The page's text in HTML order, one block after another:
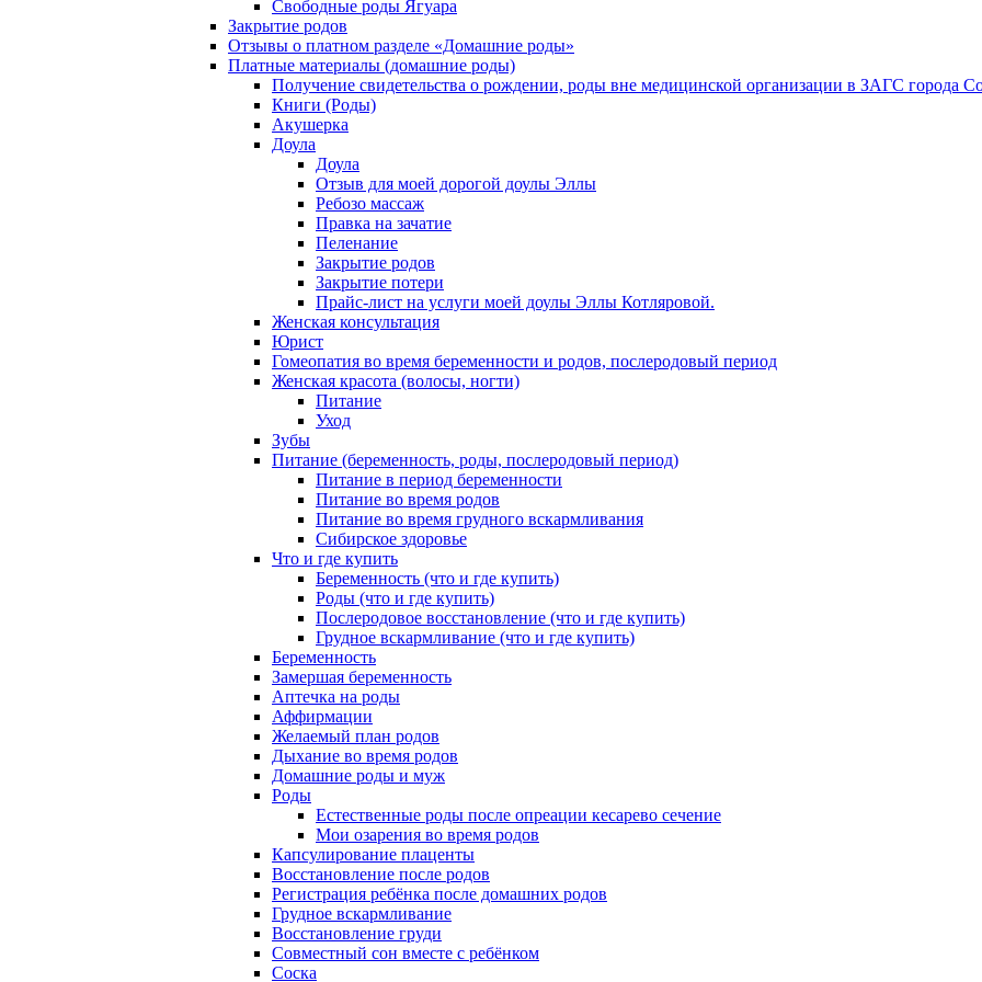
Свободные роды Ягуара
Закрытие родов
Отзывы о платном разделе «Домашние роды»
Платные материалы (домашние роды)
Получение свидетельства о рождении, роды вне медицинской организации в ЗАГС города
Книги (Роды)
Акушерка
Доула
Доула
Отзыв для моей дорогой доулы Эллы
Ребозо массаж
Правка на зачатие
Пеленание
Закрытие родов
Закрытие потери
Прайс-лист на услуги моей доулы Эллы Котляровой.
Женская консультация
Юрист
Гомеопатия во время беременности и родов, послеродовый период
Женская красота (волосы, ногти)
Питание
Уход
Зубы
Питание (беременность, роды, послеродовый период)
Питание в период беременности
Питание во время родов
Питание во время грудного вскармливания
Сибирское здоровье
Что и где купить
Беременность (что и где купить)
Роды (что и где купить)
Послеродовое восстановление (что и где купить)
Грудное вскармливание (что и где купить)
Беременность
Замершая беременность
Аптечка на роды
Аффирмации
Желаемый план родов
Дыхание во время родов
Домашние роды и муж
Роды
Естественные роды после опреации кесарево сечение
Мои озарения во время родов
Капсулирование плаценты
Восстановление после родов
Регистрация ребёнка после домашних родов
Грудное вскармливание
Восстановление груди
Совместный сон вместе с ребёнком
Соска